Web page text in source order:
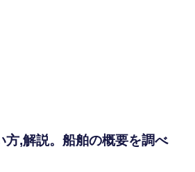
,解説。船舶の概要を調べ